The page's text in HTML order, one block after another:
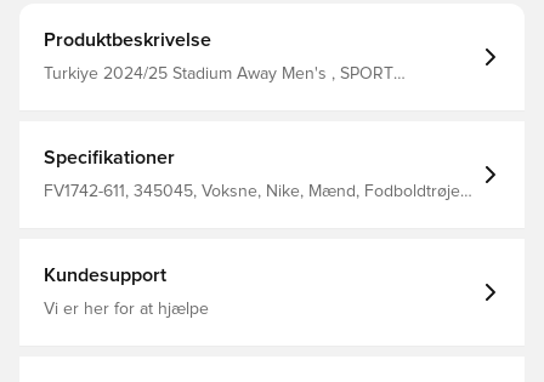
Produktbeskrivelse
Turkiye 2024/25 Stadium Away Men's , SPORT
Specifikationer
FV1742-611, 345045, Voksne, Nike, Mænd, Fodboldtrøjer,
Kundesupport
Vi er her for at hjælpe